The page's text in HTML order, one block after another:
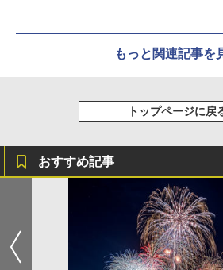
もっと関連記事を
トップページに戻
おすすめ記事